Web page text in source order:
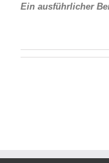
Ein ausführlicher